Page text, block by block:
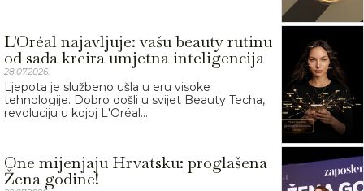
L'Oréal najavljuje: vašu beauty rutinu
od sada kreira umjetna inteligencija
28.07.2026.
Ljepota je službeno ušla u eru visoke
tehnologije. Dobro došli u svijet Beauty Techa,
revoluciju u kojoj L'Oréal...
One mijenjaju Hrvatsku: proglašena
Žena godine!